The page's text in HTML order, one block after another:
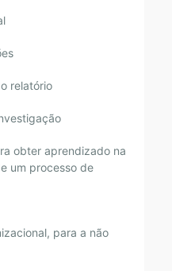
relatório
obter aprendizado na
um processo de
para a não